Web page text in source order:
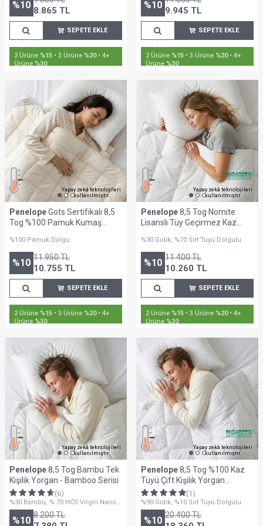
%10 8.865 TL
SEPETE EKLE
2 Ürüne • 3 Ürüne
Ürüne%30
%10 9.945 TL
SEPETE EKLE
2 Ürüne • 3 Ürüne
Ürüne%30
Yapay zekâ teknolojileri
kullanılmıştır.
PenelopeGots Sertifikalı 8,5
Tog %100 Pamuk Kumaş
Live Serisi
%100 Pamuk Dolgu
%10 11.950TL
10.755 TL
SEPETE EKLE
2 Ürüne • 3 Ürüne
Ürüne%30
Yapay zekâ teknolojileri
kullanılmıştır.
Penelope8,5 Tog Nomite
Lisanslı Tüy Geçirmez Kaz
Bronze Serisi
%30 Gıdık, %70 Sırt Tüyü Dolgulu
%10 11.400TL
10.260 TL
SEPETE EKLE
2 Ürüne • 3 Ürüne
Ürüne%30
Yapay zekâ teknolojileri
kullanılmıştır.
Penelope8,5 Tog Bambu Tek
Kişilik Yorgan - Bamboo Serisi
(6)
%30 Bambu, % 70 HCS Virgin Nano
Elyaf Dolgu - 300 Gr/m2
%10 8.200TL
Yapay zekâ teknolojileri
kullanılmıştır.
Penelope8,5 Tog %100 Kaz
Tüyü Çift Kişilik Yorgan
195x215 cm - Gold Serisi
(1)
%90 Gıdık, %10 Sırt Tüyü Dolgulu
%10 20.400TL